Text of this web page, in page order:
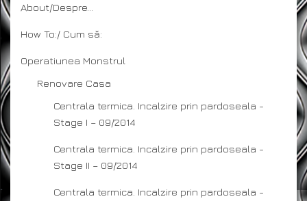
About/Despre…
How To:/ Cum să:
Operatiunea Monstrul
Renovare Casa
Centrala termica. Incalzire prin pardoseala -
Stage I – 09/2014
Centrala termica. Incalzire prin pardoseala -
Stage II – 09/2014
Centrala termica. Incalzire prin pardoseala -